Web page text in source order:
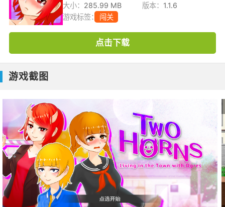
大小： 285.99 MB 版本： 1.1.6
游戏标签：
闯关
点击下载
游戏截图